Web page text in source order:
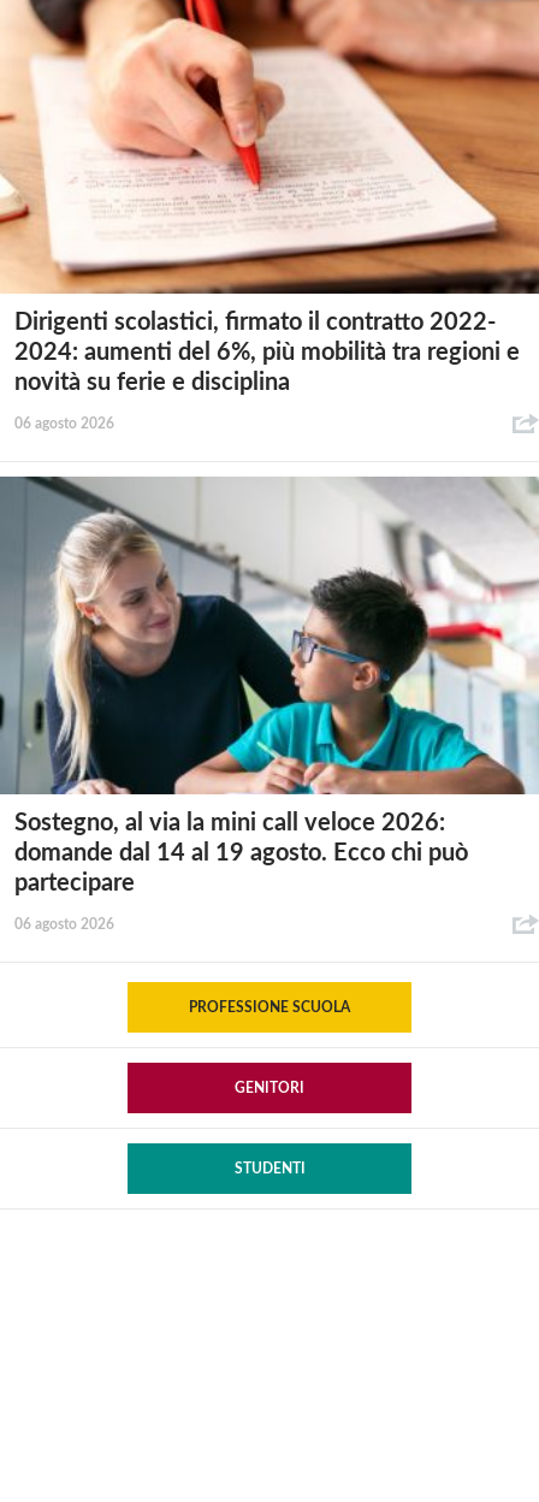
Dirigenti scolastici, firmato il contratto 2022-
2024: aumenti del 6%, più mobilità tra regioni e
novità su ferie e disciplina
06 agosto 2026
Sostegno, al via la mini call veloce 2026:
domande dal 14 al 19 agosto. Ecco chi può
partecipare
06 agosto 2026
PROFESSIONE SCUOLA
GENITORI
STUDENTI